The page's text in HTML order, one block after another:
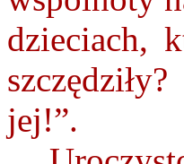
dzieciach,
jej!”.